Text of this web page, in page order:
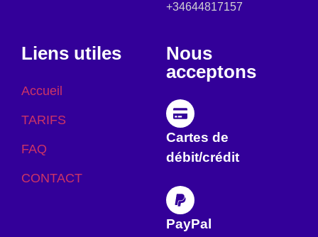
+34644817157
Liens utiles
Accueil
TARIFS
FAQ
CONTACT
Nous
acceptons
Cartes de
débit/crédit
PayPal